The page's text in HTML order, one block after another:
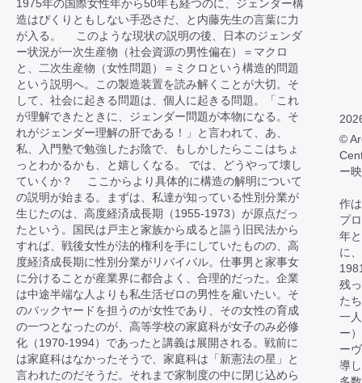
1975年の国際女性年から50年も経つのに、ジェンダー構
造はぴくりともしない手恐さだ、と内藤先生の言葉に力
が入る。 このような現状の説明の後、日本のジェンダ
ー状況が一次生産物（社会資源の男性偏在）＝マクロ
と、二次生産物（女性問題）＝ミクロという構造的問題
という説明へ。この製造装置を読み解くことが大切。そ
して、社会に起きる問題は、個人に起きる問題。「これ
が理解できたときに、ジェンダー問題が本物になる。そ
れがジェンダー理解の肝である！」と言われて、あ、
私、入門塾で勉強したお陰で、もしかしたらここはちょ
っとわかるかも、と嬉しくなる。 では、どうやって壊し
ていくか？ ここからより具体的に構造の解明について
の説明が始まる。まずは、私達が知っている性別分業が
生じたのは、高度経済成長期（1955-1973）が原点だっ
たという。国民は戸主と家族から成ると謳う旧民法から
すれば、戦後女性が法的権利を手にしていたものの、高
度経済成長期に性別分業がリバイバル。仕事男と家事女
に分けることが産業界に都合よく、合理的だった。企業
は中途半端な人よりも私生活ゼロの男性を雇いたい。そ
のバックヤードを担うのが女性であり、その女性の育成
の一つとなったのが、高等学校の家庭科が女子のみ必修
化（1970-1994）であったと講義は展開される。戦前に
は家庭科はなかったそうで、家庭科は「新憲法の星」と
言われたのだそうだ。それまで家制度の中に閉じ込めら
©
ー
作
プ
年
に
残
た
一
ー
ー
導